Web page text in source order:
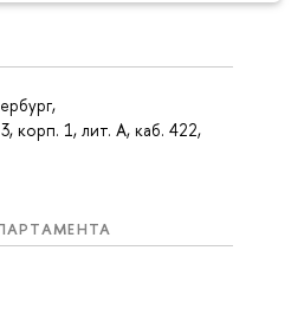
,
корп. 1, лит. А, каб. 422,